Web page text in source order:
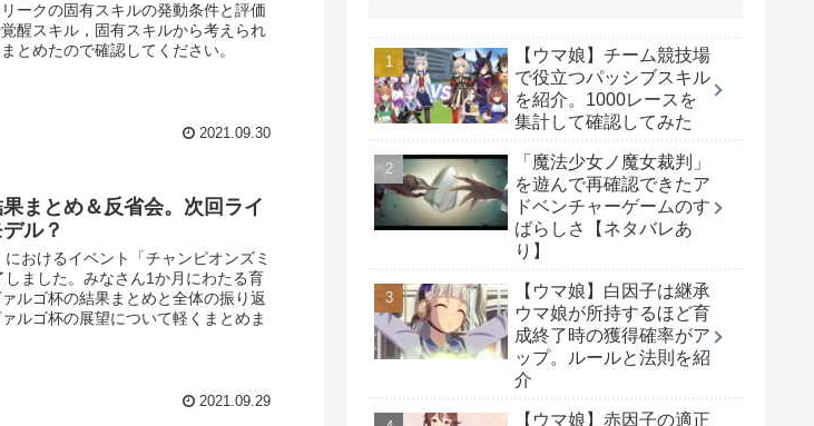
ークの固有スキルの発動条件と評価
醒スキル，固有スキルから考えられ
とめたので確認してください。
2021.09.30
まとめ＆反省会。次回ライ
ル？
におけるイベント「チャンピオンズミ
ました。みなさん1か月にわたる育
ルゴ杯の結果まとめと全体の振り返
ルゴ杯の展望について軽くまとめま
2021.09.29
【ウマ娘】チーム競技場
で役立つパッシブスキル
を紹介。1000レースを
集計して確認してみた
「魔法少女ノ魔女裁判」
を遊んで再確認できたア
ドベンチャーゲームのす
ばらしさ【ネタバレあ
り】
【ウマ娘】白因子は継承
ウマ娘が所持するほど育
成終了時の獲得確率がア
ップ。ルールと法則を紹
介
【ウマ娘】赤因子の適正